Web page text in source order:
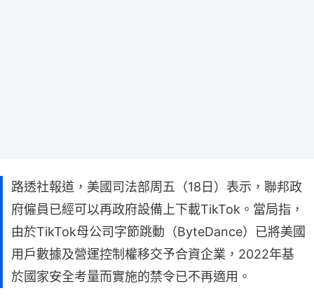
路透社報道，美國司法部周五（18日）表示，聯邦政
府僱員已經可以再政府設備上下載TikTok。當局指，
由於TikTok母公司字節跳動（ByteDance）已將美國
用戶數據及營運控制權移交予合資企業，2022年基
於國家安全考量而實施的禁令已不再適用。